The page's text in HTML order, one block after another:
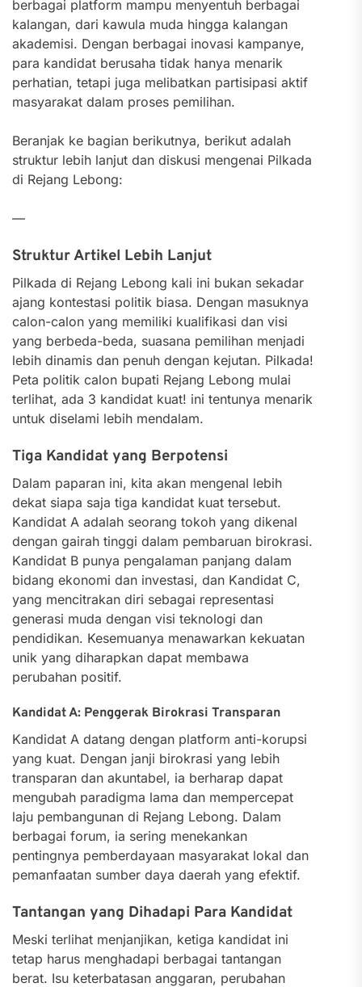
berbagai platform mampu menyentuh berbagai
kalangan, dari kawula muda hingga kalangan
akademisi. Dengan berbagai inovasi kampanye,
para kandidat berusaha tidak hanya menarik
perhatian, tetapi juga melibatkan partisipasi aktif
masyarakat dalam proses pemilihan.
Beranjak ke bagian berikutnya, berikut adalah
struktur lebih lanjut dan diskusi mengenai Pilkada
di Rejang Lebong:
—
Struktur Artikel Lebih Lanjut
Pilkada di Rejang Lebong kali ini bukan sekadar
ajang kontestasi politik biasa. Dengan masuknya
calon-calon yang memiliki kualifikasi dan visi
yang berbeda-beda, suasana pemilihan menjadi
lebih dinamis dan penuh dengan kejutan. Pilkada!
Peta politik calon bupati Rejang Lebong mulai
terlihat, ada 3 kandidat kuat! ini tentunya menarik
untuk diselami lebih mendalam.
Tiga Kandidat yang Berpotensi
Dalam paparan ini, kita akan mengenal lebih
dekat siapa saja tiga kandidat kuat tersebut.
Kandidat A adalah seorang tokoh yang dikenal
dengan gairah tinggi dalam pembaruan birokrasi.
Kandidat B punya pengalaman panjang dalam
bidang ekonomi dan investasi, dan Kandidat C,
yang mencitrakan diri sebagai representasi
generasi muda dengan visi teknologi dan
pendidikan. Kesemuanya menawarkan kekuatan
unik yang diharapkan dapat membawa
perubahan positif.
Kandidat A: Penggerak Birokrasi Transparan
Kandidat A datang dengan platform anti-korupsi
yang kuat. Dengan janji birokrasi yang lebih
transparan dan akuntabel, ia berharap dapat
mengubah paradigma lama dan mempercepat
laju pembangunan di Rejang Lebong. Dalam
berbagai forum, ia sering menekankan
pentingnya pemberdayaan masyarakat lokal dan
pemanfaatan sumber daya daerah yang efektif.
Tantangan yang Dihadapi Para Kandidat
Meski terlihat menjanjikan, ketiga kandidat ini
tetap harus menghadapi berbagai tantangan
berat. Isu keterbatasan anggaran, perubahan